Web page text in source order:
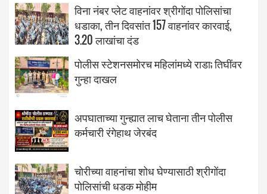
विना नंबर प्लेट वाहनांवर श्रीगोंदा पोलिसांचा
धडाका, तीन दिवसांत 157 वाहनांवर कारवाई,
3.20 लाखांचा दंड
पोलीस स्टेशनसमोरच महिलांमध्ये राडा; तिघींवर
गुन्हा दाखल
अपघाताच्या गुन्ह्यात लाच घेताना तीन पोलीस
कर्मचारी रंगेहाथ जेरबंद
चोरीच्या वाहनांचा शोध घेण्यासाठी श्रीगोंदा
पोलिसांची धडक मोहीम